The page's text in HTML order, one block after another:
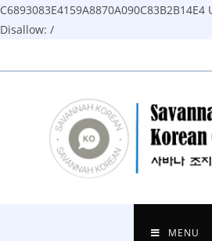
C6893083E4159A8870A090C83B2B14E4
Disallow: /
to
MENU